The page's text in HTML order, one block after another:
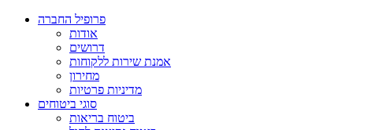
פרופיל החברה
אודות
דרושים
אמנת שירות ללקוחות
מחירון
מדיניות פרטיות
סוגי ביטוחים
ביטוח בריאות